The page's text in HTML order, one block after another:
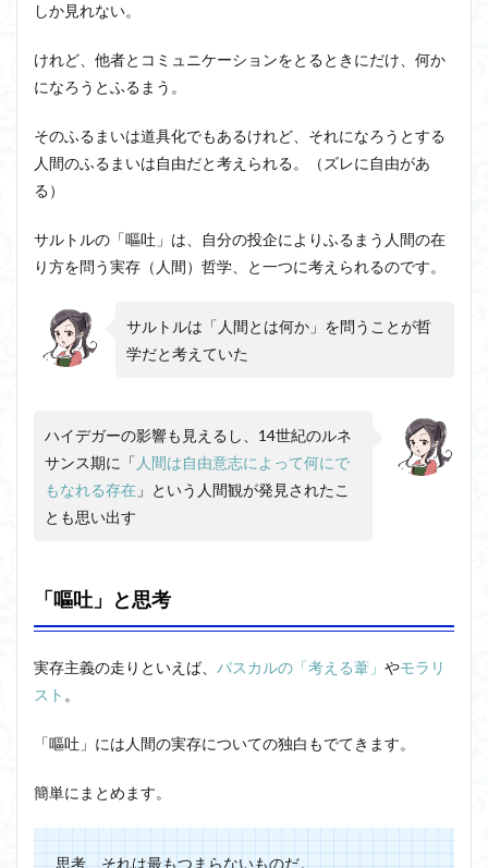
しか見れない。
けれど、他者とコミュニケーションをとるときにだけ、何か
になろうとふるまう。
そのふるまいは道具化でもあるけれど、それになろうとする
人間のふるまいは自由だと考えられる。（ズレに自由があ
る）
サルトルの「嘔吐」は、自分の投企によりふるまう人間の在
り方を問う実存（人間）哲学、と一つに考えられるのです。
サルトルは「人間とは何か」を問うことが哲
学だと考えていた
ハイデガーの影響も見えるし、14世紀のルネ
サンス期に「 人間は自由意志によって何にで
もなれる存在 」という人間観が発見されたこ
とも思い出す
「嘔吐」と思考
実存主義の走りといえば、 パスカルの「考える葦」 やモラリ
スト 。
「嘔吐」には人間の実存についての独白もでてきます。
簡単にまとめます。
思考、それは最もつまらないものだ。